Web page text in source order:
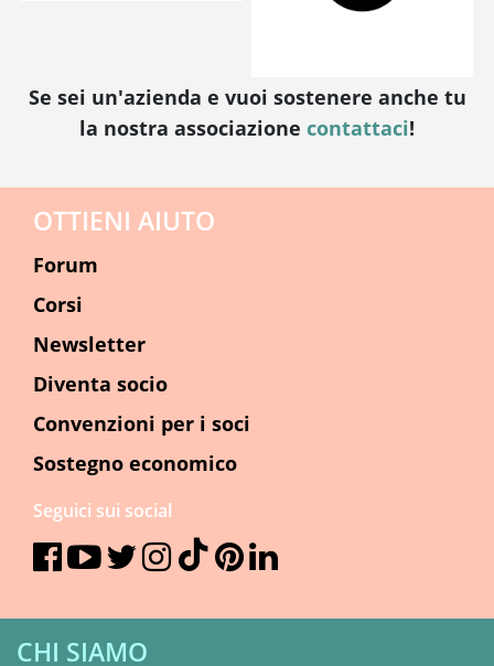
Se sei un'azienda e vuoi sostenere anche tu
la nostra associazione contattaci!
CHI SIAMO
OTTIENI AIUTO
Forum
Corsi
Newsletter
Diventa socio
Convenzioni per i soci
Sostegno economico
Seguici sui social